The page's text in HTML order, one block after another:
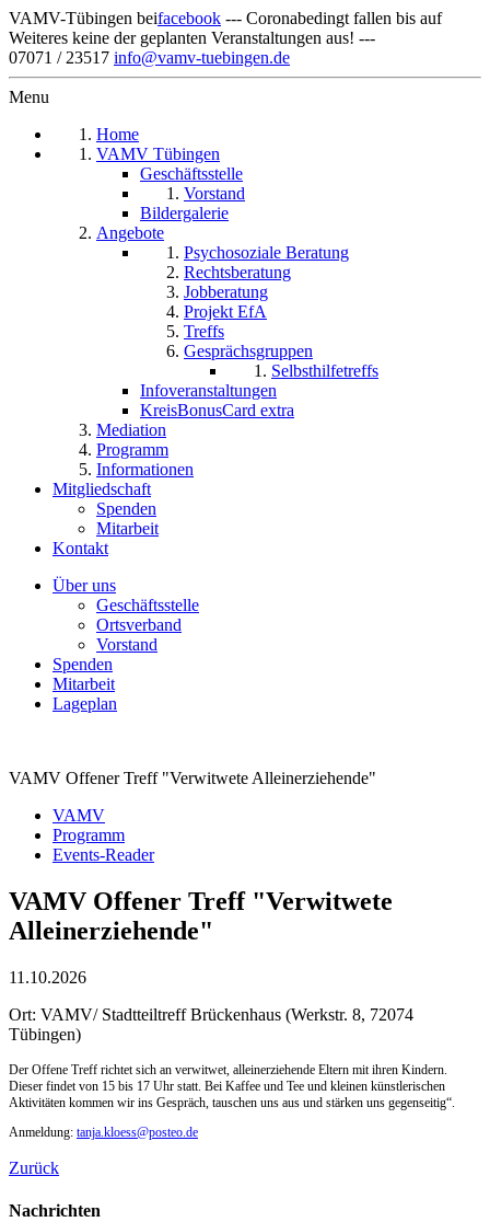
VAMV-Tübingen beifacebook --- Coronabedingt fallen bis auf
Weiteres keine der geplanten Veranstaltungen aus! ---
07071 / 23517 info@vamv-tuebingen.de
Menu
Home
VAMV Tübingen
Geschäftsstelle
Vorstand
Bildergalerie
Angebote
Psychosoziale Beratung
Rechtsberatung
Jobberatung
Projekt EfA
Treffs
Gesprächsgruppen
Selbsthilfetreffs
Infoveranstaltungen
KreisBonusCard extra
Mediation
Programm
Informationen
Mitgliedschaft
Spenden
Mitarbeit
Kontakt
Über uns
Geschäftsstelle
Ortsverband
Vorstand
Spenden
Mitarbeit
Lageplan
VAMV Offener Treff "Verwitwete Alleinerziehende"
VAMV
Programm
Events-Reader
VAMV Offener Treff "Verwitwete
Alleinerziehende"
11.10.2026
Ort: VAMV/ Stadtteiltreff Brückenhaus (Werkstr. 8, 72074
Tübingen)
Der Offene Treff richtet sich an verwitwet, alleinerziehende Eltern mit ihren Kindern.
Dieser findet von 15 bis 17 Uhr statt. Bei Kaffee und Tee und kleinen künstlerischen
Aktivitäten kommen wir ins Gespräch, tauschen uns aus und stärken uns gegenseitig“.
Anmeldung: tanja.kloess@posteo.de
Zurück
Nachrichten